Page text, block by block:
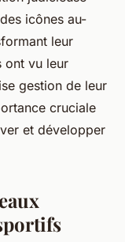
icônes au-
leur
ont vu leur
gestion de leur
cruciale
et développer